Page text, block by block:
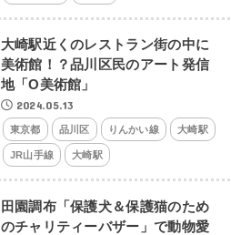
大崎駅近くのレストラン街の中に
美術館！？品川区民のアート発信
地「O美術館」
2024.05.13
東京都 品川区 りんかい線 大崎駅
JR山手線 大崎駅
田園調布「保護犬＆保護猫のため
のチャリティーバザー」で動物愛